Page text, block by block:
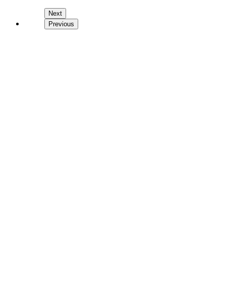
Next
Previous